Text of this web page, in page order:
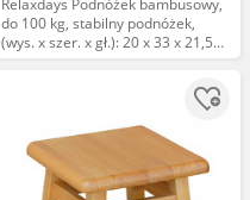
Relaxdays Podnóżek bambusowy,
do 100 kg, stabilny podnóżek,
(wys. x szer. x gł.): 20 x 33 x 21,5
cm, stołek dziecięcy, uchwyt,